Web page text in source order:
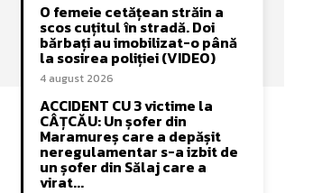
O femeie cetățean străin a
scos cuțitul în stradă. Doi
bărbați au imobilizat-o până
la sosirea poliției (VIDEO)
4 august 2026
ACCIDENT CU 3 victime la
CÂȚCĂU: Un șofer din
Maramureș care a depășit
neregulamentar s-a izbit de
un șofer din Sălaj care a
virat...